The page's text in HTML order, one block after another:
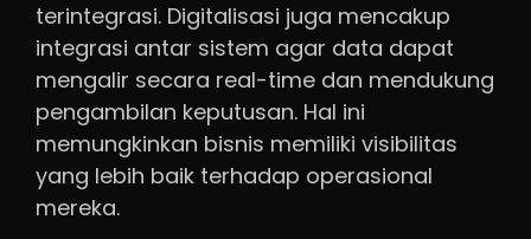
terintegrasi. Digitalisasi juga mencakup
integrasi antar sistem agar data dapat
mengalir secara real-time dan mendukung
pengambilan keputusan. Hal ini
memungkinkan bisnis memiliki visibilitas
yang lebih baik terhadap operasional
mereka.